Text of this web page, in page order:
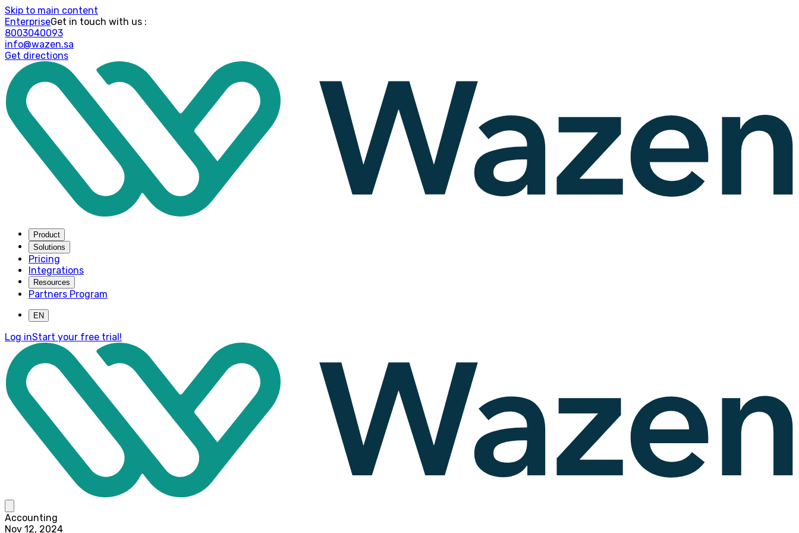
Skip to main content
Enterprise
: Get in touch with us
8003040093
info@wazen.sa
Get directions
Product
Solutions
Pricing
Integrations
Resources
Partners Program
EN
Log inStart your free trial!
Accounting
Nov 12, 2024